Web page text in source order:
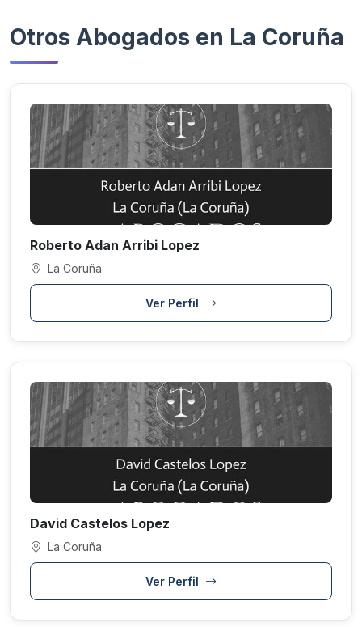
Otros Abogados en La Coruña
Roberto Adan Arribi Lopez
La Coruña
Ver Perfil
David Castelos Lopez
La Coruña
Ver Perfil